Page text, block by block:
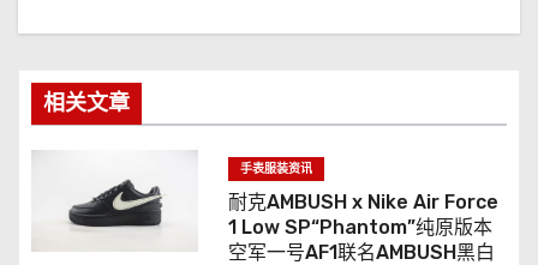
相关文章
手表服装资讯
耐克AMBUSH x Nike Air Force
1 Low SP“Phantom”纯原版本
空军一号AF1联名AMBUSH黑白